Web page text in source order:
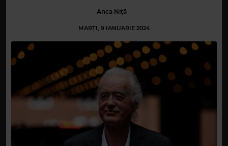
Anca Niță
MARȚI, 9 IANUARIE 2024